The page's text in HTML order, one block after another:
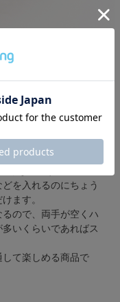
に丁寧に彫られたウ
存在感です！
るコンチョも「本
を入れるのにちょう
ます。
ので、両手が空くハ
いくらいであればス
て楽しめる商品で